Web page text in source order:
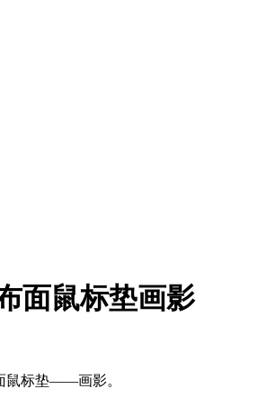
面鼠标垫画影
鼠标垫——画影。